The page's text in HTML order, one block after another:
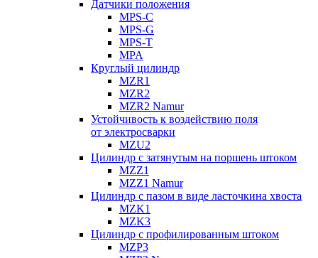
Датчики положения
MPS-C
MPS-G
MPS-T
MPA
Круглый цилиндр
MZR1
MZR2
MZR2 Namur
Устойчивость к воздействию поля
от электросварки
MZU2
Цилиндр с затянутым на поршень штоком
MZZ1
MZZ1 Namur
Цилиндр с пазом в виде ласточкина хвоста
MZK1
MZK3
Цилиндр с профилированным штоком
MZP3